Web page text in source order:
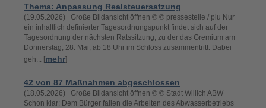
Thema: Anpassung Realsteuersatzung
(19.05.2026) Große Bildansicht öffnen © © pressestelle / plu Nur
ein inhaltlich definierter Tagesordnungspunkt findet sich auf der
Tagesordnung der nächsten Ratssitzung, zu der das Gremium am
Donnerstag, 28. Mai, ab 18 Uhr im Schloss zusammentritt: Dabei
geh... [mehr]
42 von 87 Maßnahmen abgeschlossen
(18.05.2026) Große Bildansicht öffnen © © Stadt Willich ABW
Schon klar: Dem Bürger fallen die Arbeiten des Abwasserbetriebs